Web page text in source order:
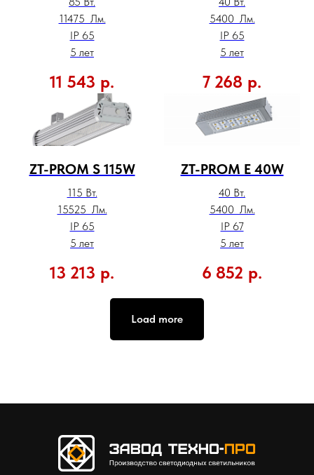
11475 Лм.
IP 65
5 лет
11 543 р.
5400 Лм.
IP 65
5 лет
7 268 р.
ZT-PROM S 115W
115 Вт.
15525 Лм.
IP 65
5 лет
13 213 р.
ZT-PROM E 40W
40 Вт.
5400 Лм.
IP 67
5 лет
6 852 р.
Load more